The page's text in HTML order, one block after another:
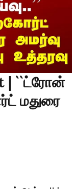
| ``ட்ரோன்
மதுரை